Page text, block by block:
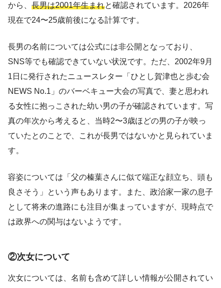
から、 長男は2001年生まれと確認されています。2026年
現在で24〜25歳前後になる計算です。
長男の名前については公式には非公開となっており、
SNS等でも確認できていない状況です。ただ、2002年9月
1日に発行されたニュースレター「ひとし賀津也と歩む会
NEWS No.1」のバーベキュー大会の写真で、妻と思われ
る女性に抱っこされた幼い男の子が確認されています。写
真の年次から考えると、当時2〜3歳ほどの男の子が映っ
ていたとのことで、これが長男ではないかと見られていま
す。
容姿については「父の榛葉さんに似て端正な顔立ち、頭も
良さそう」という声もあります。また、政治家一家の息子
として将来の進路にも注目が集まっていますが、現時点で
は政界への関与はないようです。
②次女について
次女については、名前も含めて詳しい情報が公開されてい